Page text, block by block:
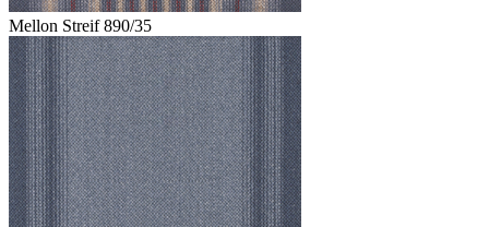
Mellon Streif 890/35